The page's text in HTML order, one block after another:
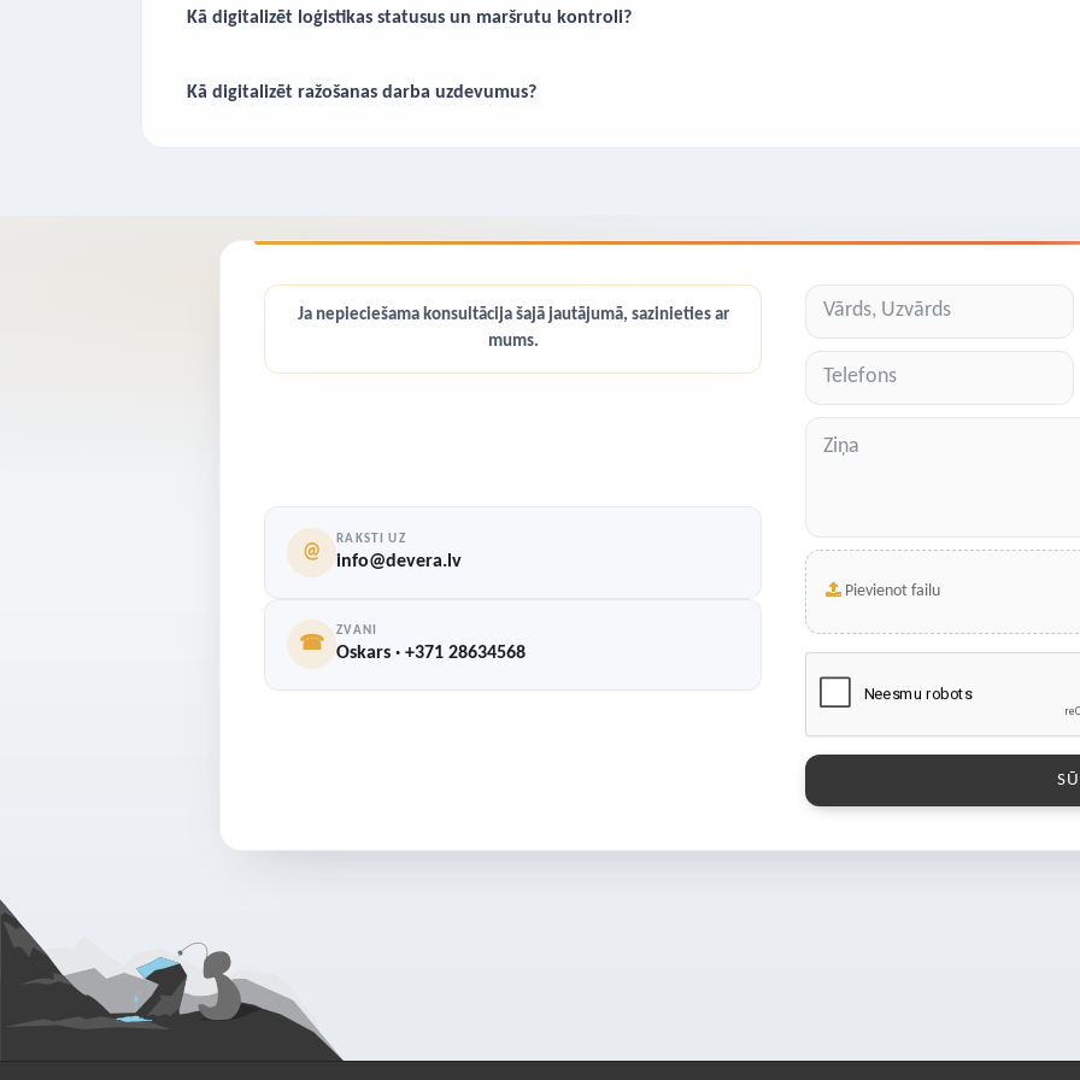
Kā digitalizēt loģistikas statusus un maršrutu kontroli?
Kā digitalizēt ražošanas darba uzdevumus?
Ja nepieciešama konsultācija šajā jautājumā, sazinieties ar
mums.
@
RAKSTI UZ
info@devera.lv
☎
ZVANI
Oskars · +371 28634568
Pievienot failu